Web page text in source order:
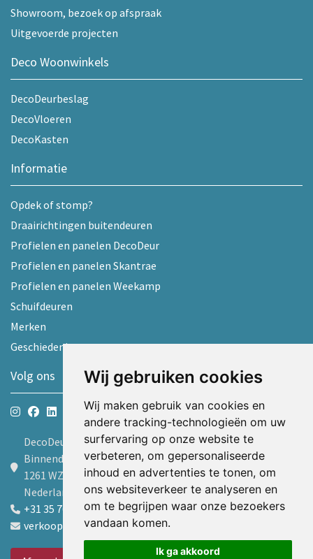
Wij gebruiken cookies
Wij maken gebruik van cookies en
andere tracking-technologieën om uw
surfervaring op onze website te
verbeteren, om gepersonaliseerde
inhoud en advertenties te tonen, om
ons websiteverkeer te analyseren en
om te begrijpen waar onze bezoekers
vandaan komen.
Ik ga akkoord
Showroom, bezoek op afspraak
Uitgevoerde projecten
Deco Woonwinkels
DecoDeurbeslag
DecoVloeren
DecoKasten
Informatie
Opdek of stomp?
Draairichtingen buitendeuren
Profielen en panelen DecoDeur
Profielen en panelen Skantrae
Profielen en panelen Weekamp
Schuifdeuren
Merken
Geschiedenis
Volg ons
DecoDeur B.V.
Binnendelta 9d
1261 WZ Blaricum
Nederland
+31 35 7605600
verkoop@decodeur.nl